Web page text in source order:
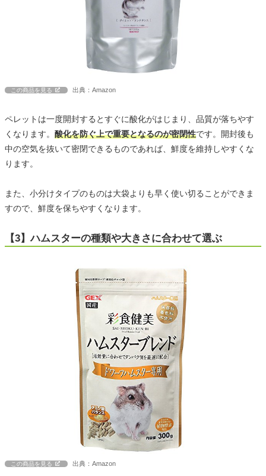
この商品を見る 出典：Amazon
ペレットは一度開封するとすぐに酸化がはじまり、品質が落ちやす
くなります。 酸化を防ぐ上で重要となるのが密閉性です。開封後も
中の空気を抜いて密閉できるものであれば、鮮度を維持しやすくな
ります。
また、小分けタイプのものは大袋よりも早く使い切ることができま
すので、鮮度を保ちやすくなります。
【3】ハムスターの種類や大きさに合わせて選ぶ
この商品を見る 出典：Amazon